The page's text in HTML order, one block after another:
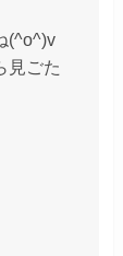
(^o^)v
見ごた